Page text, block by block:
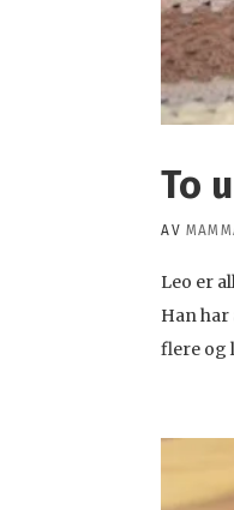
To
AV
Leo er
Han har
flere og